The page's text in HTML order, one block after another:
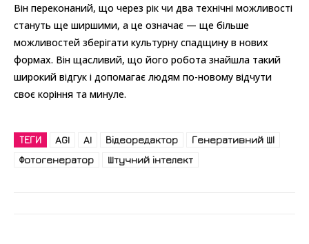
Він переконаний, що через рік чи два технічні можливості
стануть ще ширшими, а це означає — ще більше
можливостей зберігати культурну спадщину в нових
формах. Він щасливий, що його робота знайшла такий
широкий відгук і допомагає людям по-новому відчути
своє коріння та минуле.
ТЕГИ AGI AI Відеоредактор
Генеративний ШІ
Фотогенератор
Штучний інтелект